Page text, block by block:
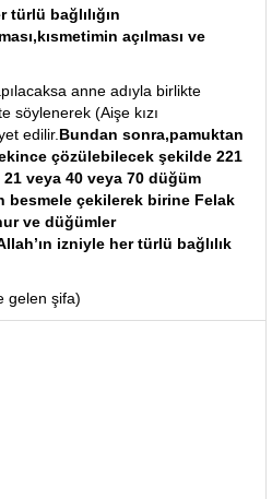
bağlılığın
açılması ve
anne adıyla birlikte
söylenerek (Aişe kızı
edilir. Bundan sonra,pamuktan
çözülebilecek şekilde 221
veya 40 veya 70 düğüm
besmele çekilerek birine Felak
ve düğümler
izniyle her türlü bağlılık
gelen şifa)